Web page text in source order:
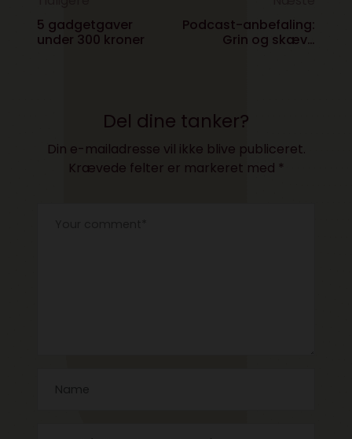
5 gadgetgaver
under 300 kroner
Podcast-anbefaling:
Grin og skæve
Del dine tanker?
Din e-mailadresse vil ikke blive publiceret.
Krævede felter er markeret med *